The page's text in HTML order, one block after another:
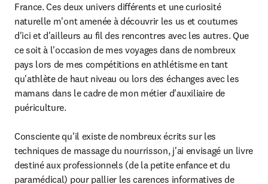
France. Ces deux univers différents et une curiosité
naturelle m'ont amenée à découvrir les us et coutumes
d'ici et d'ailleurs au fil des rencontres avec les autres. Que
ce soit à l'occasion de mes voyages dans de nombreux
pays lors de mes compétitions en athlétisme en tant
qu'athlète de haut niveau ou lors des échanges avec les
mamans dans le cadre de mon métier d'auxiliaire de
puériculture.
Consciente qu'il existe de nombreux écrits sur les
techniques de massage du nourrisson, j'ai envisagé un livre
destiné aux professionnels (de la petite enfance et du
paramédical) pour pallier les carences informatives de